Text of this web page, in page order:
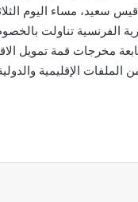
الفرنسية تناولت
مخرجات قمة تمويل
الإقليمية